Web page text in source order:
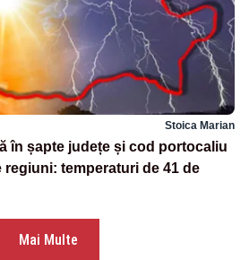
Stoica Marian
în șapte județe și cod portocaliu
regiuni: temperaturi de 41 de
Mai Multe